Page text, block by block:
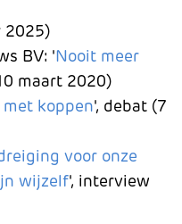
2025)
BV: 'Nooit meer
maart 2020)
koppen', debat (7
voor onze
wijzelf', interview